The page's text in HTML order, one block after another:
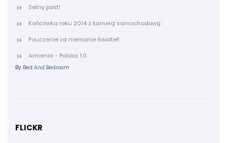
Setny post!
Końcówka roku 2014 z kamerą samochodową
Pouczenie za niemanie świateł!
Armenia - Polska 1:0
By Bed And Bedroom
FLICKR